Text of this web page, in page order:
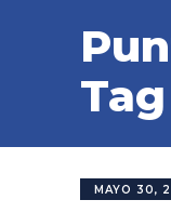
Tag
MAYO 30,